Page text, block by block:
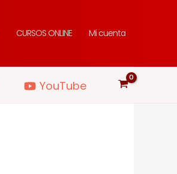
CURSOS ONLINE Mi cuenta
YouTube